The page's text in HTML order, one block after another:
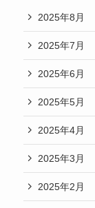
2025年8月
2025年7月
2025年6月
2025年5月
2025年4月
2025年3月
2025年2月